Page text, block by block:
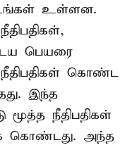
உள்ளன.
பெயரை
கொண்ட
இந்த
மூத்த நீதிபதிகள்
கொண்டது. அந்த